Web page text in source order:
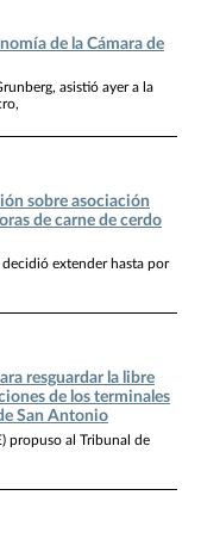
de la Cámara de
asistió ayer a la
sobre asociación
de carne de cerdo
extender hasta por
resguardar la libre
de los terminales
San Antonio
propuso al Tribunal de